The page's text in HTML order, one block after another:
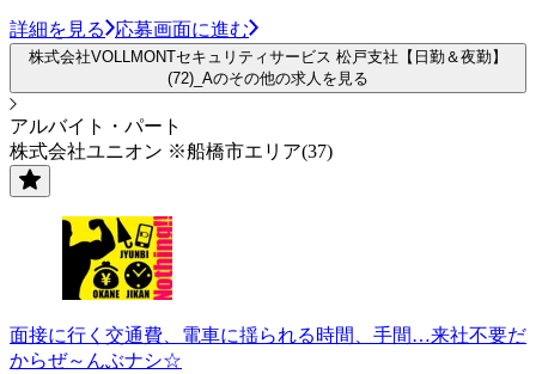
詳細を見る 応募画面に進む
株式会社VOLLMONTセキュリティサービス 松戸支社【日勤＆夜勤】
(72)_Aのその他の求人を見る
アルバイト・パート
株式会社ユニオン ※船橋市エリア(37)
面接に行く交通費、電車に揺られる時間、手間…来社不要だ
からぜ～んぶナシ☆